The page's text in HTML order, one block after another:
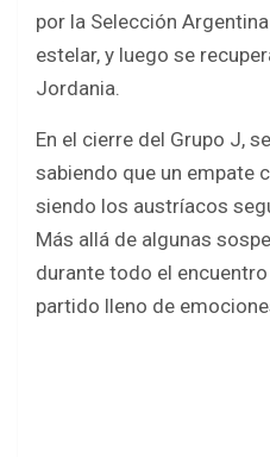
por la Selección
estelar, y luego se
Jordania.
En el cierre del Grupo J,
sabiendo que un empate
siendo los austríacos
Más allá de algunas
durante todo el
partido lleno de